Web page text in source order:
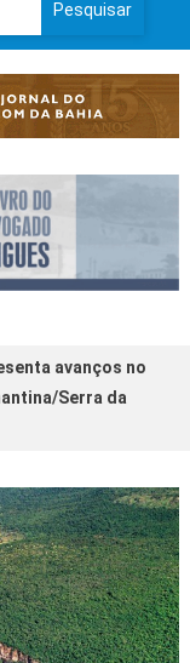
avanços no
Serra da